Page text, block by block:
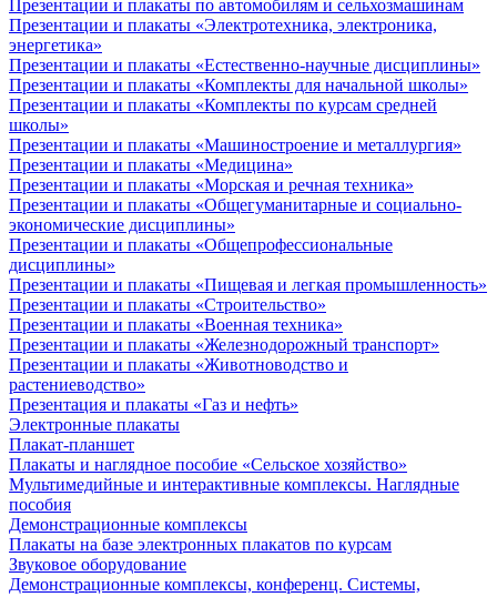
Презентации и плакаты по автомобилям и сельхозмашинам
Презентации и плакаты «Электротехника, электроника,
энергетика»
Презентации и плакаты «Естественно-научные дисциплины»
Презентации и плакаты «Комплекты для начальной школы»
Презентации и плакаты «Комплекты по курсам средней
школы»
Презентации и плакаты «Машиностроение и металлургия»
Презентации и плакаты «Медицина»
Презентации и плакаты «Морская и речная техника»
Презентации и плакаты «Общегуманитарные и социально-
экономические дисциплины»
Презентации и плакаты «Общепрофессиональные
дисциплины»
Презентации и плакаты «Пищевая и легкая промышленность»
Презентации и плакаты «Строительство»
Презентации и плакаты «Военная техника»
Презентации и плакаты «Железнодорожный транспорт»
Презентации и плакаты «Животноводство и
растениеводство»
Презентация и плакаты «Газ и нефть»
Электронные плакаты
Плакат-планшет
Плакаты и наглядное пособие «Сельское хозяйство»
Мультимедийные и интерактивные комплексы. Наглядные
пособия
Демонстрационные комплексы
Плакаты на базе электронных плакатов по курсам
Звуковое оборудование
Демонстрационные комплексы, конференц. Системы,